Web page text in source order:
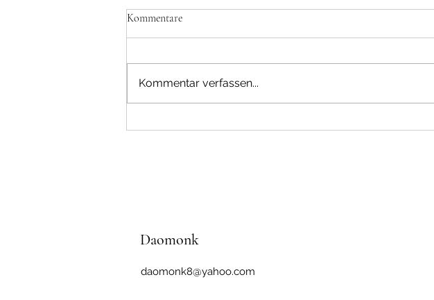
Wasser oder Stein
Kommentare
Kommentar verfassen...
Daomonk
daomonk8@yahoo.com